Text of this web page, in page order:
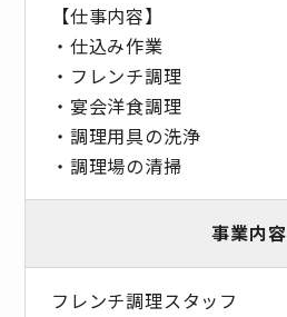
【仕事内容】
・仕込み作業
・フレンチ調理
・宴会洋食調理
・調理用具の洗浄
・調理場の清掃
事業内容
フレンチ調理スタッフ